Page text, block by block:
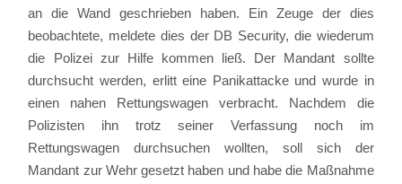
an die Wand geschrieben haben. Ein Zeuge der dies
beobachtete, meldete dies der DB Security, die wiederum
die Polizei zur Hilfe kommen ließ. Der Mandant sollte
durchsucht werden, erlitt eine Panikattacke und wurde in
einen nahen Rettungswagen verbracht. Nachdem die
Polizisten ihn trotz seiner Verfassung noch im
Rettungswagen durchsuchen wollten, soll sich der
Mandant zur Wehr gesetzt haben und habe die Maßnahme